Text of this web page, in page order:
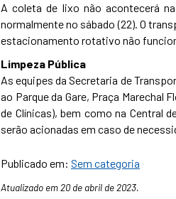
A coleta de lixo não acontecerá
normalmente no sábado (22). O
estacionamento rotativo não
Limpeza Pública
As equipes da Secretaria de
ao Parque da Gare, Praça Marechal
de Clínicas), bem como na Central
serão acionadas em caso de
Publicado em: Sem categoria
Atualizado em 20 de abril de 2023.